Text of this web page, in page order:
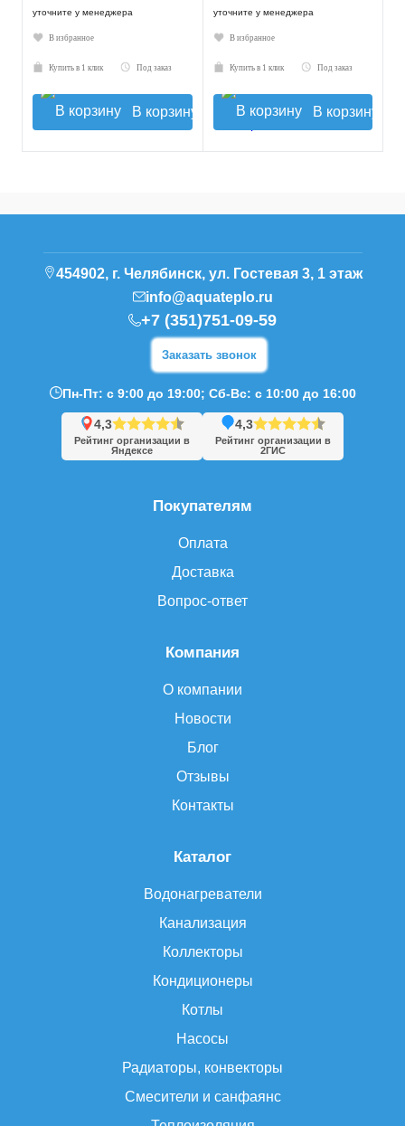
уточните у менеджера
В избранное
Купить в 1 клик Под заказ
В корзину
уточните у менеджера
В избранное
Купить в 1 клик Под заказ
В корзину
Каталог
Водонагреватели
Канализация
Коллекторы
Кондиционеры
Котлы
Насосы
Радиаторы, конвекторы
Смесители и санфаянс
Компания
О компании
Новости
Блог
Отзывы
Контакты
Покупателям
Оплата
Доставка
Вопрос-ответ
454902, г. Челябинск, ул. Гостевая 3, 1 этаж
info@aquateplo.ru
+7 (351)751-09-59
Заказать звонок
Пн-Пт: с 9:00 до 19:00; Сб-Вс: с 10:00 до 16:00
4,3
Рейтинг организации в
Яндексе
4,3
Рейтинг организации в
2ГИС